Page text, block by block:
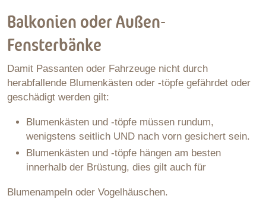
Balkonien oder Außen-
Fensterbänke
Damit Passanten oder Fahrzeuge nicht durch
herabfallende Blumenkästen oder -töpfe gefährdet oder
geschädigt werden gilt:
Blumenkästen und -töpfe müssen rundum,
wenigstens seitlich UND nach vorn gesichert sein.
Blumenkästen und -töpfe hängen am besten
innerhalb der Brüstung, dies gilt auch für
Blumenampeln oder Vogelhäuschen.